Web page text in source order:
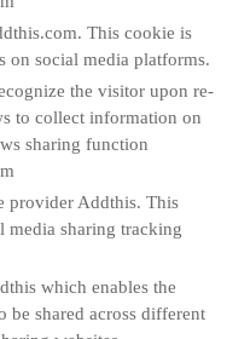
This cookie is
on social media platforms.
the visitor upon re-
to collect information on
sharing function
provider Addthis. This
media sharing tracking
which enables the
be shared across different